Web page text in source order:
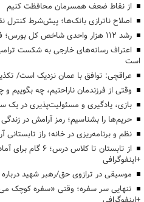
از نقاط ضعف همسرمان محافظت کنیم
اصلاح ناترازی بانک‌ها؛ پیش‌شرط کنترل
رشد ۱۱۲ هزار واحدی شاخص کل بورس؛ فتح قله ۵.۵ میلیون واحدی
اعتراف رسانه‌های خارجی به شکست
است
عراقچی: توافق با عمان نزدیک است/ تکذیب سهم ۱۱ درصدی
وقتی از فرزندمان ناراحتیم، چه بگوییم و
بازی، یادگیری و مسئولیت‌پذیری در یک
حریم‌ها را بشناسیم؛ رمز آرامش در
نظم و برنامه‌ریزی در خانه؛ راز تابستانی
از تابستان تا
+اینفوگرافی
موسیقی در ترازوی حق/رهبر شهید
تنهایی سر سفره؛ وقتی «سفره کوچک